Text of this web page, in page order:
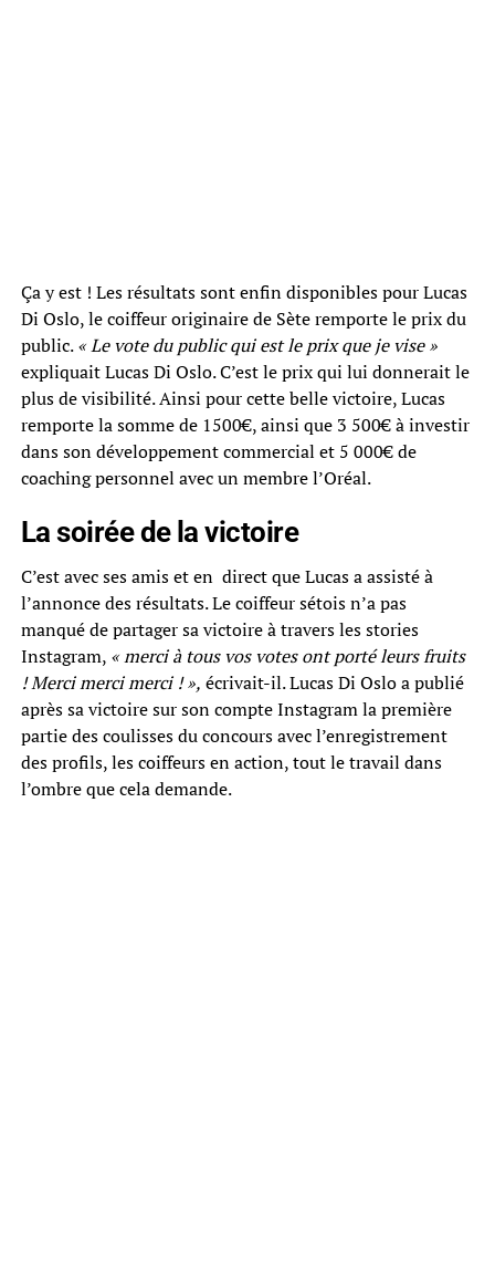
Ça y est ! Les résultats sont enfin disponibles pour Lucas
Di Oslo, le coiffeur originaire de Sète remporte le prix du
public.« Le vote du public qui est le prix que je vise »
expliquait Lucas Di Oslo. C’est le prix qui lui donnerait le
plus de visibilité. Ainsi pour cette belle victoire, Lucas
remporte la somme de 1500€, ainsi que 3 500€ à investir
dans son développement commercial et 5 000€ de
coaching personnel avec un membre l’Oréal.
La soirée de la victoire
C’est avec ses amis et en direct que Lucas a assisté à
l’annonce des résultats. Le coiffeur sétois n’a pas
manqué de partager sa victoire à travers les stories
Instagram, « merci à tous vos votes ont porté leurs fruits
! Merci merci merci ! », écrivait-il. Lucas Di Oslo a publié
après sa victoire sur son compte Instagram la première
partie des coulisses du concours avec l’enregistrement
des profils, les coiffeurs en action, tout le travail dans
l’ombre que cela demande.